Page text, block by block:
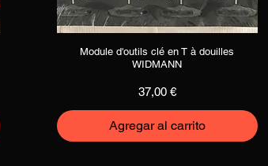
Vista rápida
Module d'outils clé en T à douilles
WIDMANN
Precio
37,00 €
Agregar al carrito